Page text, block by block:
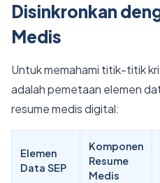
Disinkronkan
Medis
Untuk memahami titik-titik
adalah pemetaan elemen
resume medis digital:
Elemen
Data SEP
Komponen
Resume
Medis